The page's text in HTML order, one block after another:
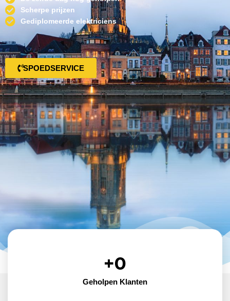
Scherpe prijzen
Gediplomeerde elektriciens
SPOEDSERVICE
Geholpen Klanten
+0